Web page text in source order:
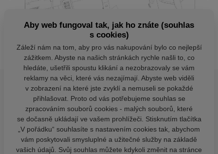
Aby web fungoval tak, jak ho znáte (souhlas
s cookies)
Záleží nám na tom, aby pro vás nakupování bylo co nejlepší
zážitkem. Abyste na našich stránkách rychle našli to, co
hledáte, ušetřili spoustu klikání a nezobrazovaly se vám
reklamy na věci, které vás nezajímají. Abyste web viděli
v zobrazení na které jste zvyklí a nemuseli se pokaždé
přihlašovat. Proto od vás potřebujeme souhlas se
zpracováním souborů cookies - malých souborů, které
se dočasně ukládají ve vašem prohlížeči. Stisknutím tlačítka
„V pořádku“ souhlasíte s nastavením cookies tak, abychom
vám poskytovali smysluplné a užitečné služby na základě
vašich údajů. Svůj souhlas můžete kdykoli změnit na stránce